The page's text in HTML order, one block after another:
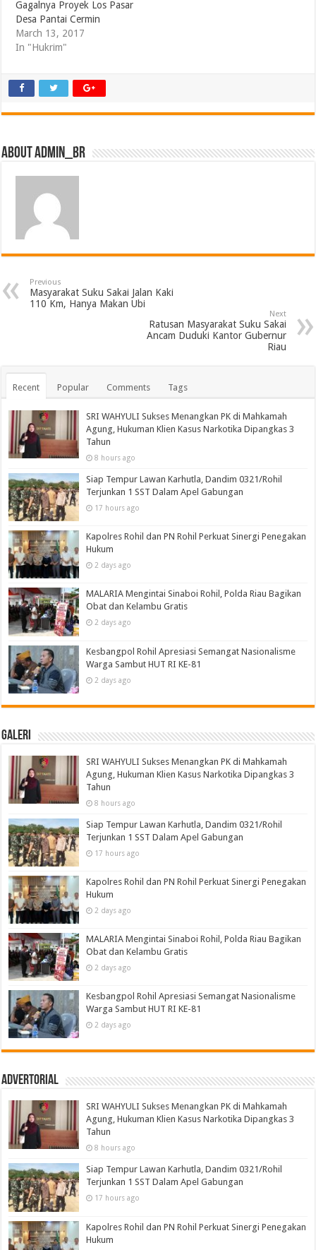
Gagalnya Proyek Los Pasar
Desa Pantai Cermin
March 13, 2017
In "Hukrim"
About admin_br
Previous
Masyarakat Suku Sakai Jalan Kaki
110 Km, Hanya Makan Ubi
Next
Ratusan Masyarakat Suku Sakai
Ancam Duduki Kantor Gubernur
Riau
Recent Popular Comments Tags
SRI WAHYULI Sukses Menangkan PK di Mahkamah
Agung, Hukuman Klien Kasus Narkotika Dipangkas 3
Tahun
8 hours ago
Siap Tempur Lawan Karhutla, Dandim 0321/Rohil
Terjunkan 1 SST Dalam Apel Gabungan
17 hours ago
Kapolres Rohil dan PN Rohil Perkuat Sinergi Penegakan
Hukum
2 days ago
MALARIA Mengintai Sinaboi Rohil, Polda Riau Bagikan
Obat dan Kelambu Gratis
2 days ago
Kesbangpol Rohil Apresiasi Semangat Nasionalisme
Warga Sambut HUT RI KE-81
2 days ago
Galeri
SRI WAHYULI Sukses Menangkan PK di Mahkamah
Agung, Hukuman Klien Kasus Narkotika Dipangkas 3
Tahun
8 hours ago
Siap Tempur Lawan Karhutla, Dandim 0321/Rohil
Terjunkan 1 SST Dalam Apel Gabungan
17 hours ago
Kapolres Rohil dan PN Rohil Perkuat Sinergi Penegakan
Hukum
2 days ago
MALARIA Mengintai Sinaboi Rohil, Polda Riau Bagikan
Obat dan Kelambu Gratis
2 days ago
Kesbangpol Rohil Apresiasi Semangat Nasionalisme
Warga Sambut HUT RI KE-81
2 days ago
Advertorial
SRI WAHYULI Sukses Menangkan PK di Mahkamah
Agung, Hukuman Klien Kasus Narkotika Dipangkas 3
Tahun
8 hours ago
Siap Tempur Lawan Karhutla, Dandim 0321/Rohil
Terjunkan 1 SST Dalam Apel Gabungan
17 hours ago
Kapolres Rohil dan PN Rohil Perkuat Sinergi Penegakan
Hukum